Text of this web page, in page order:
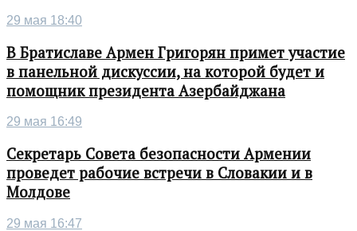
29 мая 18:40
В Братиславе Армен Григорян примет участие
в панельной дискуссии, на которой будет и
помощник президента Азербайджана
29 мая 16:49
Секретарь Совета безопасности Армении
проведет рабочие встречи в Словакии и в
Молдове
29 мая 16:47